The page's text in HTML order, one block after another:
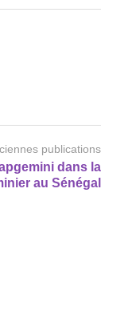
publications
dans la
au Sénégal